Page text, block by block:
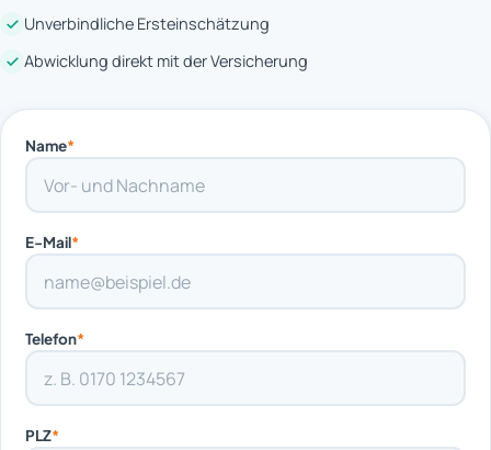
Unverbindliche Ersteinschätzung
Abwicklung direkt mit der Versicherung
Name*
E-Mail*
Telefon*
PLZ*